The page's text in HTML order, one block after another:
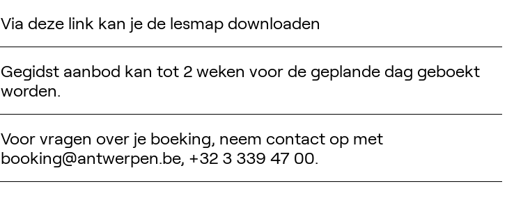
Via deze link kan je de lesmap downloaden
Gegidst aanbod kan tot 2 weken voor de geplande dag geboekt
worden.
Voor vragen over je boeking, neem contact op met
booking@antwerpen.be, +32 3 339 47 00.